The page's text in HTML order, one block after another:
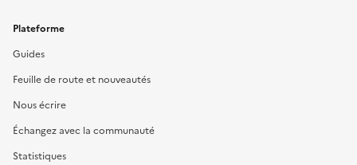
Plateforme
Guides
Feuille de route et nouveautés
Nous écrire
Échangez avec la communauté
Statistiques